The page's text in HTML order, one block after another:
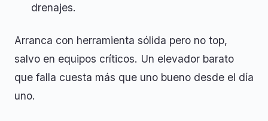
drenajes.
Arranca con herramienta sólida pero no top,
salvo en equipos críticos. Un elevador barato
que falla cuesta más que uno bueno desde el día
uno.